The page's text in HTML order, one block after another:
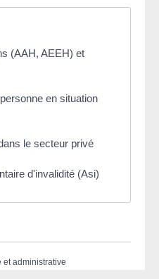
(AAH, AEEH) et
en situation
le secteur privé
d'invalidité (Asi)
et administrative